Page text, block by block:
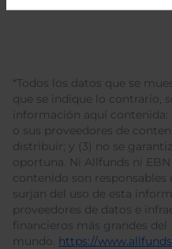
*Todos los datos que se
que se indique lo contrario,
información aquí contenida:
o sus proveedores de
distribuir; y (3) no se
oportuna. Ni Allfunds ni
contenido son responsables
surjan del uso de esta
proveedores de datos e
financieros más grandes del
mundo. https://